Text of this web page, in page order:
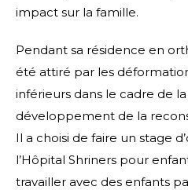
impact sur la famille.
Pendant sa résidence en
été attiré par les
inférieurs dans le cadre de
développement de la
Il a choisi de faire un stage
l’Hôpital Shriners pour
travailler avec des enfants